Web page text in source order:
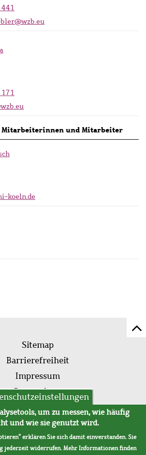
Mitarbeiterinnen und Mitarbeiter
koeln.de
Fußleistenmenü
Sitemap
Barrierefreiheit
Impressum
Datenschutz
AVBum zu messen, wie häufig
und wie sie genutzt wird.
erklären Sie sich damit einverstanden. Sie
jederzeit widerrufen. Mehr Informationen finden